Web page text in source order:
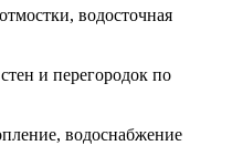
водосточная
и перегородок по
водоснабжение